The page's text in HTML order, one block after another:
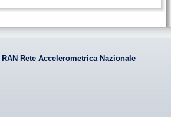
RAN Rete Accelerometrica Nazionale